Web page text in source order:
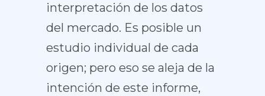
interpretación de los datos
del mercado. Es posible un
estudio individual de cada
origen; pero eso se aleja de la
intención de este informe,